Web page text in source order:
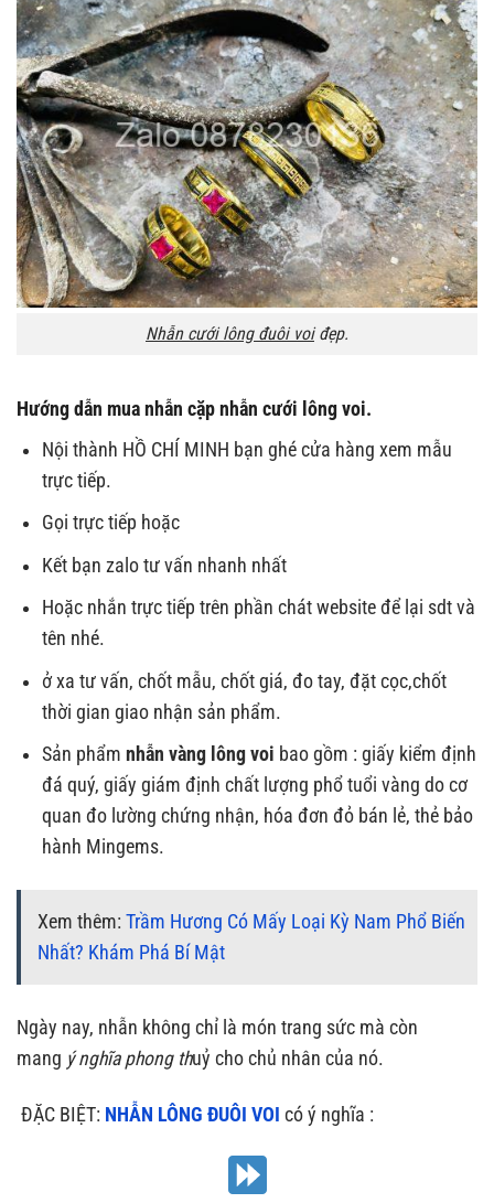
Nhẫn cưới lông đuôi voiđẹp.
Hướng dẫn mua nhẫn cặp nhẫn cưới lông voi.
Nội thành HỒ CHÍ MINH bạn ghé cửa hàng xem mẫu
trực tiếp.
Gọi trực tiếp hoặc
Kết bạn zalo tư vấn nhanh nhất
Hoặc nhắn trực tiếp trên phần chát website để lại sdt và
tên nhé.
ở xa tư vấn, chốt mẫu, chốt giá, đo tay, đặt cọc,chốt
thời gian giao nhận sản phẩm.
Sản phẩm nhẫn vàng lông voi bao gồm : giấy kiểm định
đá quý, giấy giám định chất lượng phổ tuổi vàng do cơ
quan đo lường chứng nhận, hóa đơn đỏ bán lẻ, thẻ bảo
hành Mingems.
Xem thêm: Trầm Hương Có Mấy Loại Kỳ Nam Phổ Biến
Nhất? Khám Phá Bí Mật
Ngày nay, nhẫn không chỉ là món trang sức mà còn
mang ý nghĩa phong thuỷ cho chủ nhân của nó.
ĐẶC BIỆT: NHẪN LÔNG ĐUÔI VOI có ý nghĩa :